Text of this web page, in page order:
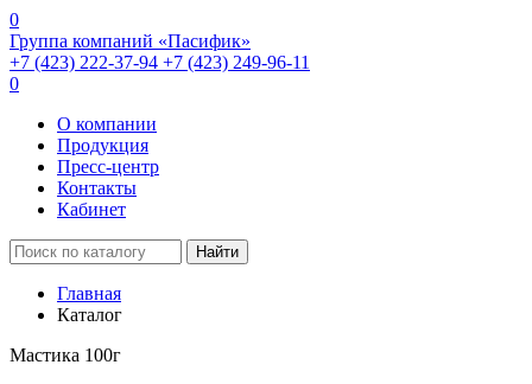
0
Группа компаний «Пасифик»
+7 (423) 222-37-94 +7 (423) 249-96-11
0
О компании
Продукция
Пресс-центр
Контакты
Кабинет
Найти
Главная
Каталог
Мастика 100г